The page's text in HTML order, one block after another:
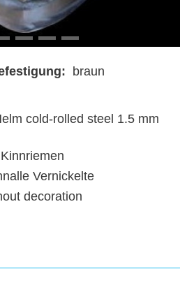
braun
cold-rolled steel 1.5 mm
Vernickelte
decoration